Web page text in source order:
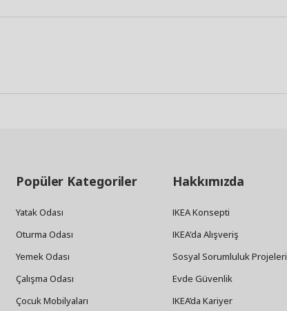
Popüler Kategoriler
Yatak Odası
Oturma Odası
Yemek Odası
Çalışma Odası
Çocuk Mobilyaları
Hakkımızda
IKEA Konsepti
IKEA'da Alışveriş
Sosyal Sorumluluk Projeleri
Evde Güvenlik
IKEA’da Kariyer